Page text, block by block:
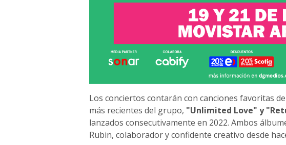
Los conciertos contarán con canciones favoritas
más recientes del grupo, "Unlimited Love" y
lanzados consecutivamente en 2022. Ambos
Rubin, colaborador y confidente creativo desde